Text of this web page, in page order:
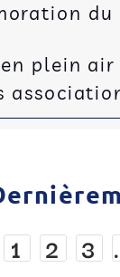
plein
1 2 3